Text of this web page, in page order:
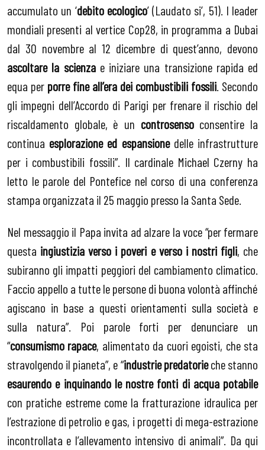
accumulato un ‘debito ecologico’ (Laudato si’, 51). I leader
mondiali presenti al vertice Cop28, in programma a Dubai
dal 30 novembre al 12 dicembre di quest’anno, devono
ascoltare la scienzae iniziare una transizione rapida ed
equa per porre fine all’era dei combustibili fossili. Secondo
gli impegni dell’Accordo di Parigi per frenare il rischio del
riscaldamento globale, è un controsensoconsentire la
continua esplorazione ed espansione delle infrastrutture
per i combustibili fossili”. Il cardinale Michael Czerny ha
letto le parole del Pontefice nel corso di una conferenza
stampa organizzata il 25 maggio presso la Santa Sede.
Nel messaggio il Papa invita ad alzare la voce “per fermare
questa ingiustizia verso i poveri e verso i nostri figli, che
subiranno gli impatti peggiori del cambiamento climatico.
Faccio appello a tutte le persone di buona volontà affinché
agiscano in base a questi orientamenti sulla società e
sulla natura”. Poi parole forti per denunciare un
“consumismo rapace, alimentato da cuori egoisti, che sta
stravolgendo il pianeta”, e “industrie predatorieche stanno
esaurendo e inquinando le nostre fonti di acqua potabile
con pratiche estreme come la fratturazione idraulica per
l’estrazione di petrolio e gas, i progetti di mega-estrazione
incontrollata e l’allevamento intensivo di animali”. Da qui